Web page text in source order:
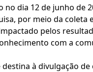
no dia 12 de junho
por meio da
pelos
com a
à divulgação